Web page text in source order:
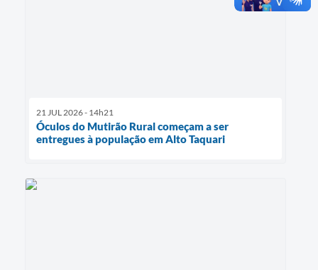
21 JUL 2026 - 14h21
Óculos do Mutirão Rural começam a ser
entregues à população em Alto Taquari